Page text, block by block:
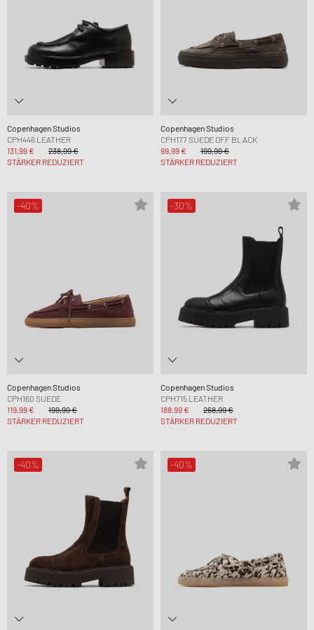
Copenhagen Studios
CPH446 LEATHER
131,99 €
238,99 €
STÄRKER REDUZIERT
Copenhagen Studios
CPH177 SUEDE OFF BLACK
99,99 €
199,99 €
STÄRKER REDUZIERT
-40%
Copenhagen Studios
CPH160 SUEDE
119,99 €
199,99 €
STÄRKER REDUZIERT
-30%
Copenhagen Studios
CPH715 LEATHER
188,99 €
268,99 €
STÄRKER REDUZIERT
-40% -40%